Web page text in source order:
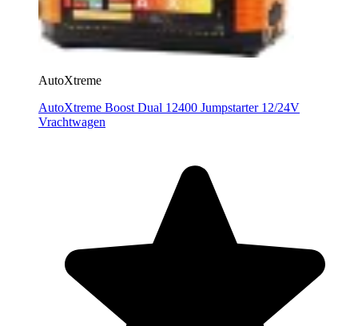
AutoXtreme
AutoXtreme Boost Dual 12400 Jumpstarter 12/24V
Vrachtwagen